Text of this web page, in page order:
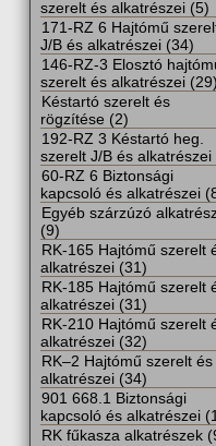
szerelt és alkatrészei (5)
171-RZ 6 Hajtómű
J/B és alkatrészei (34)
146-RZ-3 Elosztó
szerelt és alkatrészei (29)
Késtartó szerelt és
rögzítése (2)
192-RZ 3 Késtartó heg.
szerelt J/B és alkatrészei
60-RZ 6 Biztonsági
kapcsoló és alkatrészei
Egyéb szárzúzó
(9)
RK-165 Hajtómű szerelt
alkatrészei (31)
RK-185 Hajtómű szerelt
alkatrészei (31)
RK-210 Hajtómű szerelt
alkatrészei (32)
RK–2 Hajtómű szerelt és
alkatrészei (34)
901 668.1 Biztonsági
kapcsoló és alkatrészei
RK fűkasza alkatrészek